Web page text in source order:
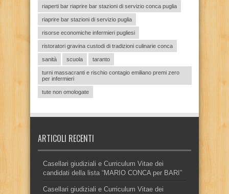
riaperti bar riaprire bar stazioni di servizio conca puglia
riaprire bar stazioni di servizio puglia
risorse economiche infermieri pugliesi
ristoratori gravina custodi di tradizioni culinarie conca
sanità scuola taranto
turni massacranti e rischio contagio emiliano premi zero
per infermieri
tute non omologate
ARTICOLI RECENTI
Casellari giudiziali e Curriculum Vitae dei
candidati della lista “MARIO CONCA per BARI”
Casellari giudiziali e Curriculum Vitae dei